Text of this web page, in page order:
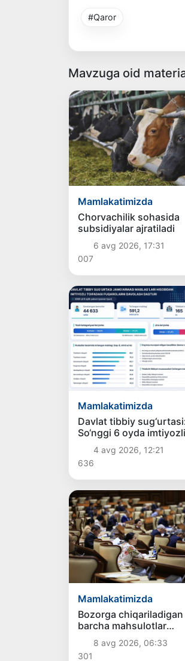
#Qaror
Mavzuga oid
Mamlakatimizda
Chorvachilik sohasida
subsidiyalar ajratiladi
6 avg 2026, 17:31
007
Mamlakatimizda
Davlat tibbiy
So‘nggi 6 oyda imtiyozli
toifadagi bemorlar
qancha mablag‘
yo‘naltirildi?
4 avg 2026, 12:21
636
Mamlakatimizda
Bozorga chiqariladigan
barcha mahsulotlar
xavfsiz boʻlishi shart
8 avg 2026, 06:33
301